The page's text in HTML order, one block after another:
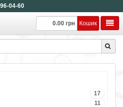
04-60
0.00 грн Кошик
17
11